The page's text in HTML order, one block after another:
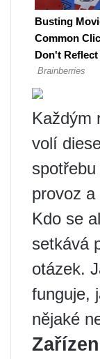
Každým
volí
provoz
Kdo se
setkává
otázek.
funguje,
nějaké